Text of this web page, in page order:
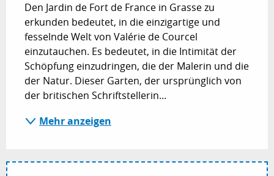
Den Jardin de Fort de France in Grasse zu
erkunden bedeutet, in die einzigartige und
fesselnde Welt von Valérie de Courcel
einzutauchen. Es bedeutet, in die Intimität der
Schöpfung einzudringen, die der Malerin und die
der Natur. Dieser Garten, der ursprünglich von
der britischen Schriftstellerin...
Mehr anzeigen